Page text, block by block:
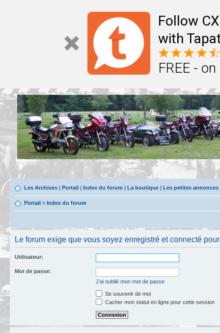
Follow
with
FREE -
Les Archives | Portail | Index du forum | La boutique | Les petites
Portail » Index du forum
Le forum exige que vous soyez enregistré et connecté
Utilisateur:
Mot de passe:
J’ai oublié mon mot de passe
Se souvenir de moi
Cacher mon statut en ligne pour cette session